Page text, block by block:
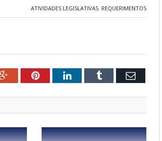
ATIVIDADES LEGISLATIVAS, REQUERIMENTOS
Google+PinterestLinkedInTumblr Email